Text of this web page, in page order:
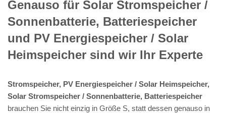
Genauso für Solar Stromspeicher /
Sonnenbatterie, Batteriespeicher
und PV Energiespeicher / Solar
Heimspeicher sind wir Ihr Experte
Stromspeicher, PV Energiespeicher / Solar Heimspeicher,
Solar Stromspeicher / Sonnenbatterie, Batteriespeicher
brauchen Sie nicht einzig in Größe S, statt dessen genauso in